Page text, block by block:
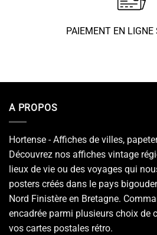
PAIEMENT EN LIGNE
A PROPOS
Hortense - Affiches de villes,
Découvrez nos affiches vintage
lieux de vie ou des voyages qui
posters créés dans le pays
Nord Finistère en Bretagne.
encadrée parmi plusieurs choix de
vos cartes postales rétro.